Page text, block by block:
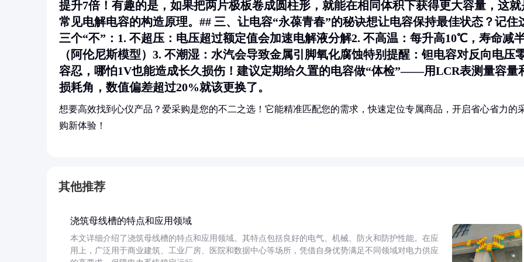
提升7倍！有趣的是，如果把两片极板卷成圆柱形，就能在相同体积下获得更大容量，这就
常见电解电容的构造原理。## 三、让电容“永葆青春”的秘诀想让电容保持最佳状态？记住
三个“不”：1. 不超压 ：电压超过额定值会加速电解液分解2. 不高温 ：每升高10℃，寿命减
（阿伦尼斯模型）3. 不潮湿 ：水汽会导致金属引脚氧化腐蚀特别提醒：钽电容对反向电压
容忍，哪怕1V也能造成长久损伤！建议定期给久置的电容做“体检”——用LCR表测量容量
损耗角，数值偏差超过20%就该更换了。
想要高效找到心仪产品？爱采购是您的不二之选！它能精准匹配您的需求，快速定位专属商品，开启省心省力的
购新体验！
其他推荐
浇筑母线槽的特点和应用领域
本文详细介绍了浇筑母线槽的特点和应用领域。其特点包括良好的电气、机械、防火和防护性能。在应
用上，广泛用于商业建筑、工业厂房、医院和数据中心等场所，凭借自身优势满足不同领域对电力供应